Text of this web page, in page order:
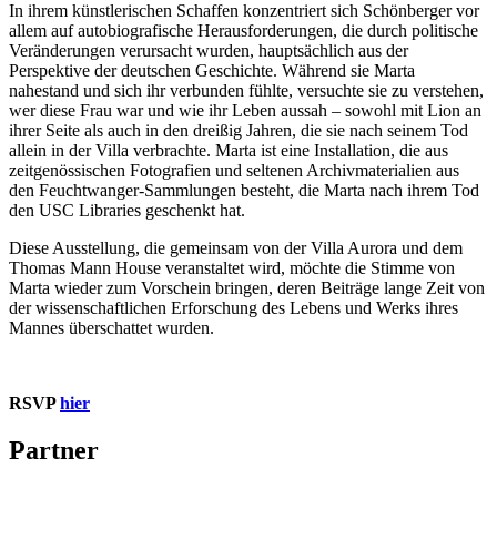
In ihrem künstlerischen Schaffen konzentriert sich Schönberger vor
allem auf autobiografische Herausforderungen, die durch politische
Veränderungen verursacht wurden, hauptsächlich aus der
Perspektive der deutschen Geschichte. Während sie Marta
nahestand und sich ihr verbunden fühlte, versuchte sie zu verstehen,
wer diese Frau war und wie ihr Leben aussah – sowohl mit Lion an
ihrer Seite als auch in den dreißig Jahren, die sie nach seinem Tod
allein in der Villa verbrachte. Marta ist eine Installation, die aus
zeitgenössischen Fotografien und seltenen Archivmaterialien aus
den Feuchtwanger-Sammlungen besteht, die Marta nach ihrem Tod
den USC Libraries geschenkt hat.
Diese Ausstellung, die gemeinsam von der Villa Aurora und dem
Thomas Mann House veranstaltet wird, möchte die Stimme von
Marta wieder zum Vorschein bringen, deren Beiträge lange Zeit von
der wissenschaftlichen Erforschung des Lebens und Werks ihres
Mannes überschattet wurden.
RSVPhier
Partner